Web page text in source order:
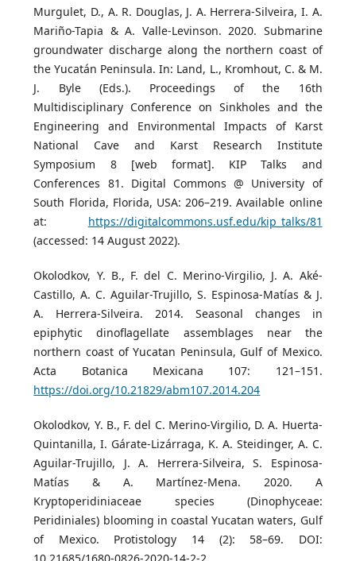
Murgulet, D., A. R. Douglas, J. A. Herrera-Silveira, I. A.
Mariño-Tapia & A. Valle-Levinson. 2020. Submarine
groundwater discharge along the northern coast of
the Yucatán Peninsula. In: Land, L., Kromhout, C. & M.
J. Byle (Eds.). Proceedings of the 16th
Multidisciplinary Conference on Sinkholes and the
Engineering and Environmental Impacts of Karst
National Cave and Karst Research Institute
Symposium 8 [web format]. KIP Talks and
Conferences 81. Digital Commons @ University of
South Florida, Florida, USA: 206–219. Available online
at: https://digitalcommons.usf.edu/kip_talks/81
(accessed: 14 August 2022).
Okolodkov, Y. B., F. del C. Merino-Virgilio, J. A. Aké-
Castillo, A. C. Aguilar-Trujillo, S. Espinosa-Matías & J.
A. Herrera-Silveira. 2014. Seasonal changes in
epiphytic dinoflagellate assemblages near the
northern coast of Yucatan Peninsula, Gulf of Mexico.
Acta Botanica Mexicana 107: 121–151.
https://doi.org/10.21829/abm107.2014.204
Okolodkov, Y. B., F. del C. Merino-Virgilio, D. A. Huerta-
Quintanilla, I. Gárate-Lizárraga, K. A. Steidinger, A. C.
Aguilar-Trujillo, J. A. Herrera-Silveira, S. Espinosa-
Matías & A. Martínez-Mena. 2020. A
Kryptoperidiniaceae species (Dinophyceae:
Peridiniales) blooming in coastal Yucatan waters, Gulf
of Mexico. Protistology 14 (2): 58–69. DOI: